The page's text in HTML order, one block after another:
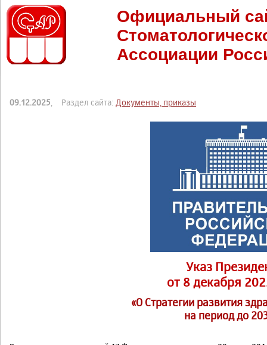
Официальный
Ассоциации
09.12.2025 , Раздел сайта: Документы, приказы
Указ
от 8 декабря
«О Стратегии развития
на период до